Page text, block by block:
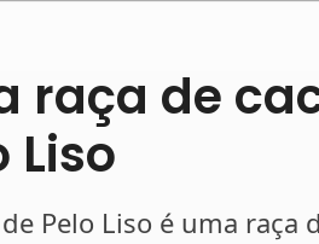
raça de
Liso
Pelo Liso é uma